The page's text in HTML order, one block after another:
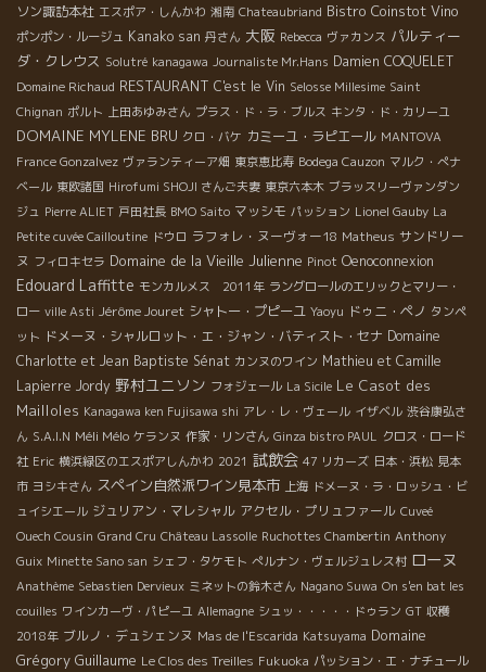
ソン諏訪本社 エスポア・しんかわ 湘南 Chateaubriand Bistro Coinstot Vino
ポンポン・ルージュ Kanako san 丹さん 大阪 Rebecca ヴァカンス パルティー
ダ・クレウス Solutré kanagawa Journaliste Mr.Hans Damien COQUELET
Domaine Richaud RESTAURANT C'est le Vin Selosse Millesime Saint
Chignan ポルト 上田あゆみさん プラス・ド・ラ・ブルス キンタ・ド・カリーユ
DOMAINE MYLENE BRU クロ・バケ カミーユ・ラピエール MANTOVA
France Gonzalvez ヴァランティーア畑 東京恵比寿 Bodega Cauzon マルク・ぺナ
ベール 東欧諸国 Hirofumi SHOJI さんご夫妻 東京六本木 ブラッスリーヴァンダン
ジュ Pierre ALIET 戸田社長 BMO Saito マッシモ パッション Lionel Gauby La
Petite cuvée Cailloutine ドウロ ラフォレ・ヌーヴォー18 Matheus サンドリー
ヌ フィロキセラ Domaine de la Vieille Julienne Pinot Oenoconnexion
Edouard Laffitte モンカルメス 2011年 ラングロールのエリックとマリー・
ロー ville Asti Jérôme Jouret シャトー・プピーユ Yaoyu ドゥニ・ペノ タンペ
ット ドメーヌ・シャルロット・エ・ジャン・バティスト・セナ Domaine
Charlotte et Jean Baptiste Sénat カンヌのワイン Mathieu et Camille
Lapierre Jordy 野村ユニソン フォジェール La Sicile Le Casot des
Mailloles Kanagawa ken Fujisawa shi アレ・レ・ヴェール イザベル 渋谷康弘さ
ん S.A.I.N Méli Mélo ケランヌ 作家・リンさん Ginza bistro PAUL クロス・ロード
社 Eric 横浜緑区のエスポアしんかわ 2021 試飲会 47 リカーズ 日本・浜松 見本
市 ヨシキさん スペイン自然派ワイン見本市 上海 ドメーヌ・ラ・ロッシュ・ビ
ュイシエール ジュリアン・マレシャル アクセル・プリュファール Cuveé
Ouech Cousin Grand Cru Château Lassolle Ruchottes Chambertin Anthony
Guix Minette Sano san シェフ・タケモト ぺルナン・ヴェルジュレス村 ローヌ
Anathème Sebastien Dervieux ミネットの鈴木さん Nagano Suwa On s'en bat les
couilles ワインカーヴ・パピーユ Allemagne シュッ・・・・・ドゥラン GT 収穫
2018年 ブルノ・デュシェンヌ Mas de l'Escarida Katsuyama Domaine
Grégory Guillaume Le Clos des Treilles Fukuoka パッション・エ・ナチュール